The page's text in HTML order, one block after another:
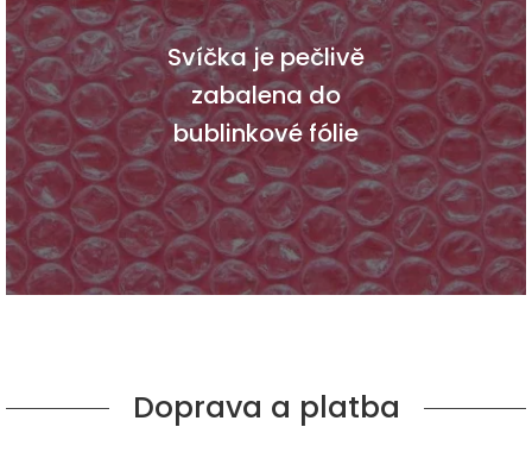
Svíčka je pečlivě
zabalena do
bublinkové fólie
Doprava a platba